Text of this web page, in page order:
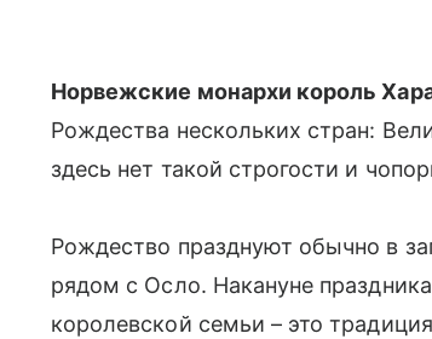
Норвежские монархи король
Рождества нескольких стран:
здесь нет такой строгости и
Рождество празднуют обычно в
рядом с Осло. Накануне
королевской семьи – это